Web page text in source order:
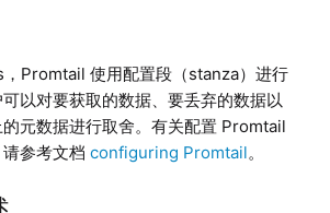
Promtail 使用配置段（stanza）进行
以对要获取的数据、要丢弃的数据以
元数据进行取舍。有关配置 Promtail
参考文档 configuring Promtail。